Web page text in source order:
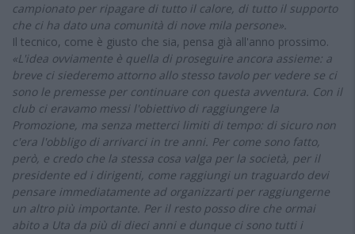
campionato per ripagare di tutto il calore, di tutto il supporto
che ci ha dato una comunità di nove mila persone».
Il tecnico, come è giusto che sia, pensa già all'anno prossimo.
«L'idea ovviamente è quella di proseguire ancora assieme: a
breve ci siederemo attorno allo stesso tavolo per vedere se ci
sono le premesse per continuare con questa avventura. Con il
club ci eravamo messi l'obiettivo di raggiungere la
Promozione, ma senza metterci limiti di tempo: di sicuro non
c'era l'obbligo di arrivarci in tre anni. Per come sono fatto,
però, e credo che la stessa cosa valga per la società, per il
presidente ed i dirigenti, come raggiungi un traguardo devi
pensare immediatamente ad organizzarti per raggiungerne
un altro più importante. Per il resto posso dire che ormai
abito a Uta da più di dieci anni e dunque ci sono tutti i